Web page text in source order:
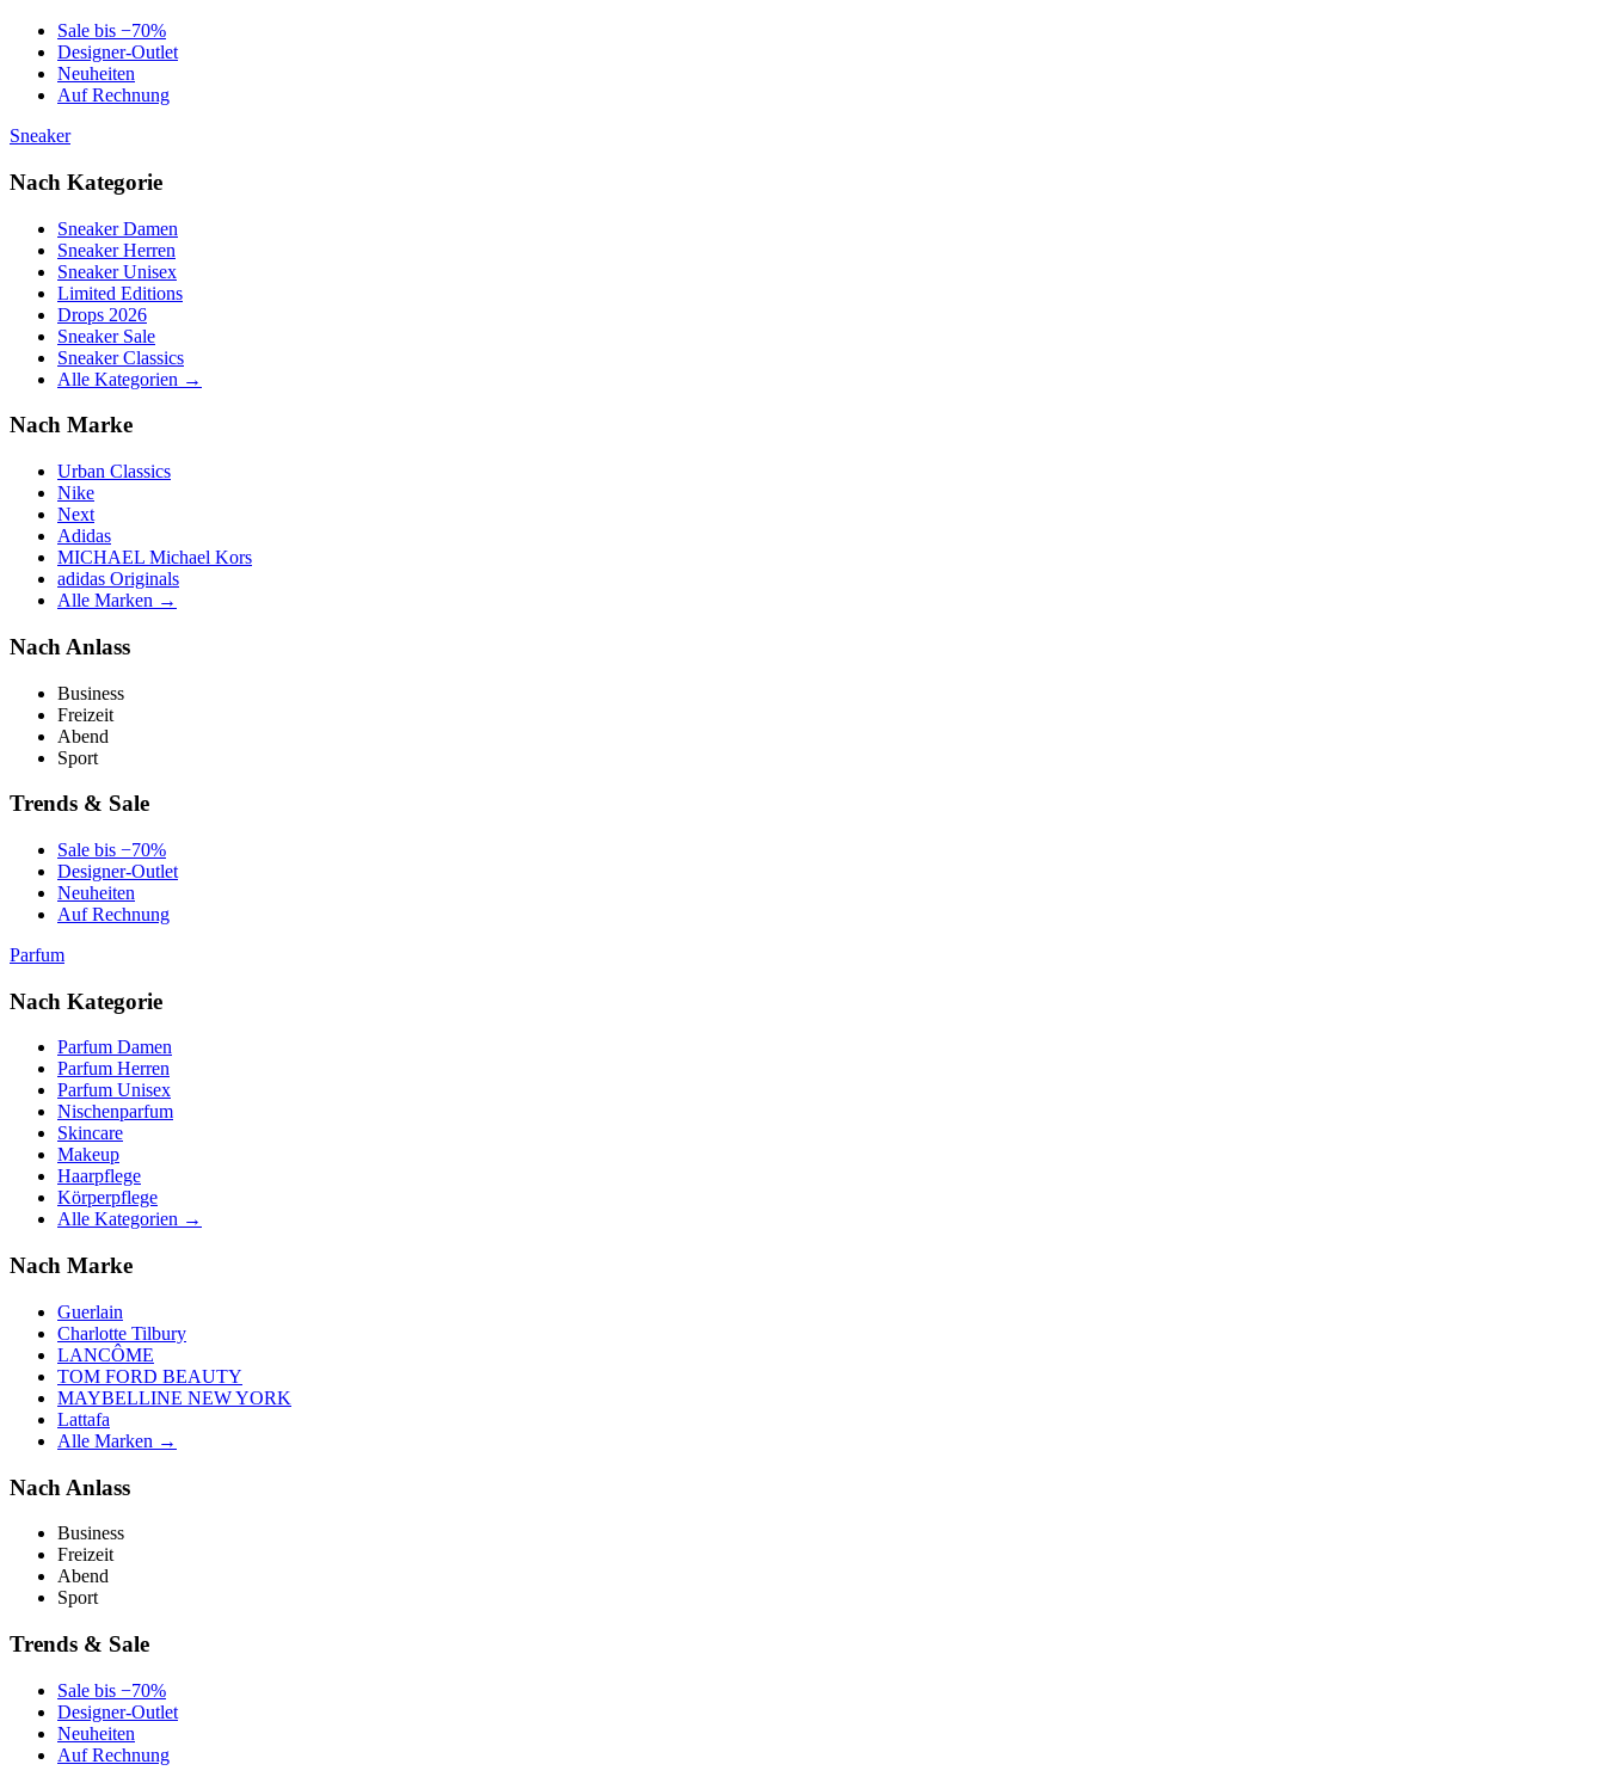
Sale bis −70%
Designer-Outlet
Neuheiten
Auf Rechnung
Sneaker
Nach Kategorie
Sneaker Damen
Sneaker Herren
Sneaker Unisex
Limited Editions
Drops 2026
Sneaker Sale
Sneaker Classics
Alle Kategorien →
Nach Marke
Urban Classics
Nike
Next
Adidas
MICHAEL Michael Kors
adidas Originals
Alle Marken →
Nach Anlass
Business
Freizeit
Abend
Sport
Trends & Sale
Sale bis −70%
Designer-Outlet
Neuheiten
Auf Rechnung
Parfum
Nach Kategorie
Parfum Damen
Parfum Herren
Parfum Unisex
Nischenparfum
Skincare
Makeup
Haarpflege
Körperpflege
Alle Kategorien →
Nach Marke
Guerlain
Charlotte Tilbury
LANCÔME
TOM FORD BEAUTY
MAYBELLINE NEW YORK
Lattafa
Alle Marken →
Nach Anlass
Business
Freizeit
Abend
Sport
Trends & Sale
Sale bis −70%
Designer-Outlet
Neuheiten
Auf Rechnung